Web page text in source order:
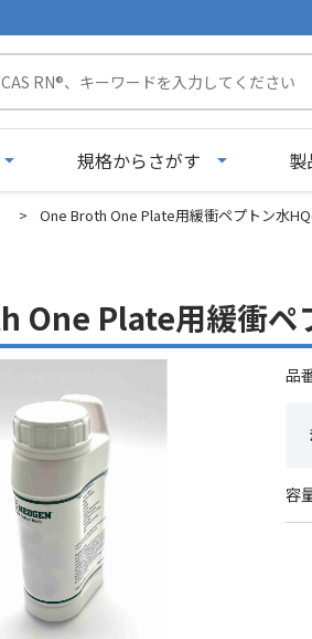
規格からさがす
> One Broth One Plate用緩衝ペプトン水
One Plate用緩衝ペ
品
容